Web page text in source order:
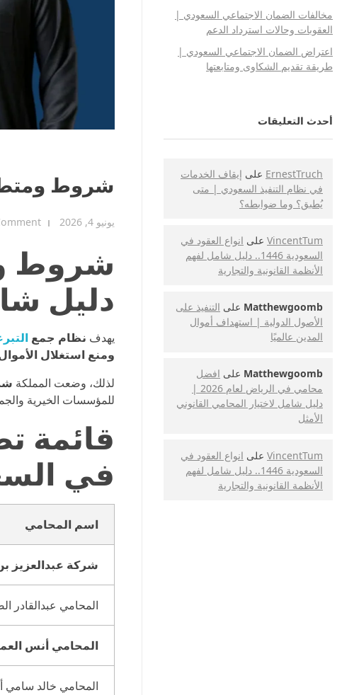
شروط
يونيو 4, 2026
شروط
دليل
يهدف نظام جمع
ومنع استغلال
لذلك، وضعت المملكة
للمؤسسات الخيرية
في
اسم المحامي
شركة عبدالعزيز
المحامي عبدالقادر
المحامي أنس
المحامي خالد سامي
مخالفات الضمان الاجتماعي السعودي |
العقوبات وحالات استرداد الدعم
اعتراض الضمان الاجتماعي السعودي |
طريقة تقديم الشكاوى ومتابعتها
أحدث التعليقات
ErnestTruch على إيقاف الخدمات
في نظام التنفيذ السعودي | متى
يُطبق؟ وما ضوابطه؟
VincentTum على انواع العقود في
السعودية 1446.. دليل شامل لفهم
الأنظمة القانونية والتجارية
Matthewgoomb على التنفيذ على
الأصول الدولية | استهداف أموال
المدين عالميًا
Matthewgoomb على افضل
محامي في الرياض لعام 2026 |
دليل شامل لاختيار المحامي القانوني
الأمثل
VincentTum على انواع العقود في
السعودية 1446.. دليل شامل لفهم
الأنظمة القانونية والتجارية